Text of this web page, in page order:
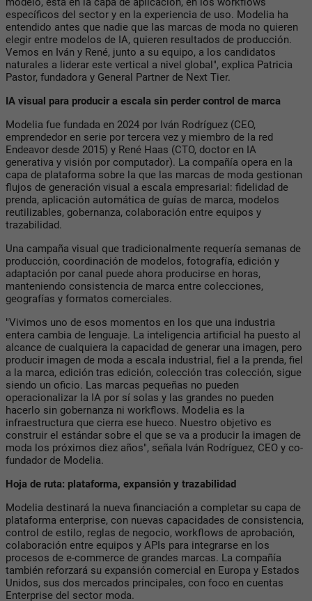
específicos del sector y en la experiencia de uso. Modelia ha
entendido antes que nadie que las marcas de moda no quieren
elegir entre modelos de IA, quieren resultados de producción.
Vemos en Iván y René, junto a su equipo, a los candidatos
naturales a liderar este vertical a nivel global", explica Patricia
Pastor, fundadora y General Partner de Next Tier.
IA visual para producir a escala sin perder control de marca
Modelia fue fundada en 2024 por Iván Rodríguez (CEO,
emprendedor en serie por tercera vez y miembro de la red
Endeavor desde 2015) y René Haas (CTO, doctor en IA
generativa y visión por computador). La compañía opera en la
capa de plataforma sobre la que las marcas de moda gestionan
flujos de generación visual a escala empresarial: fidelidad de
prenda, aplicación automática de guías de marca, modelos
reutilizables, gobernanza, colaboración entre equipos y
trazabilidad.
Una campaña visual que tradicionalmente requería semanas de
producción, coordinación de modelos, fotografía, edición y
adaptación por canal puede ahora producirse en horas,
manteniendo consistencia de marca entre colecciones,
geografías y formatos comerciales.
"Vivimos uno de esos momentos en los que una industria
entera cambia de lenguaje. La inteligencia artificial ha puesto al
alcance de cualquiera la capacidad de generar una imagen, pero
producir imagen de moda a escala industrial, fiel a la prenda, fiel
a la marca, edición tras edición, colección tras colección, sigue
siendo un oficio. Las marcas pequeñas no pueden
operacionalizar la IA por sí solas y las grandes no pueden
hacerlo sin gobernanza ni workflows. Modelia es la
infraestructura que cierra ese hueco. Nuestro objetivo es
construir el estándar sobre el que se va a producir la imagen de
moda los próximos diez años", señala Iván Rodríguez, CEO y co-
fundador de Modelia.
Hoja de ruta: plataforma, expansión y trazabilidad
Modelia destinará la nueva financiación a completar su capa de
plataforma enterprise, con nuevas capacidades de consistencia,
control de estilo, reglas de negocio, workflows de aprobación,
colaboración entre equipos y APIs para integrarse en los
procesos de e-commerce de grandes marcas. La compañía
también reforzará su expansión comercial en Europa y Estados
Unidos, sus dos mercados principales, con foco en cuentas
Enterprise del sector moda.